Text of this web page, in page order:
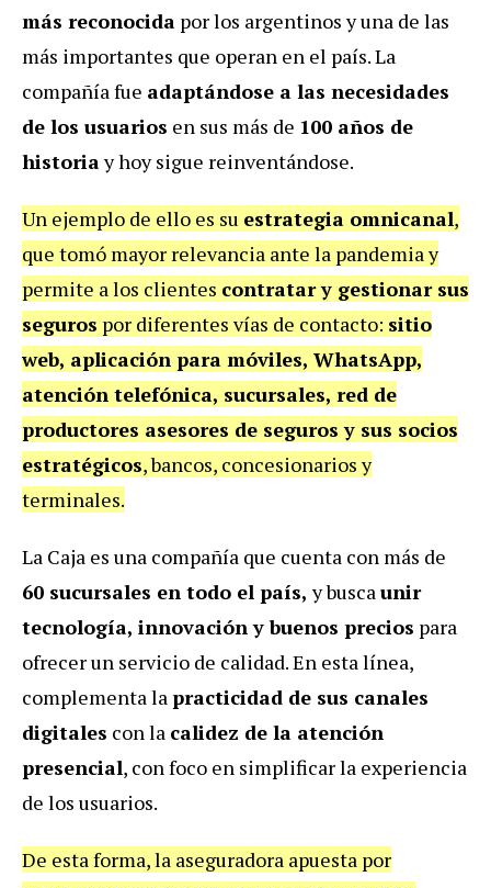
más reconocida por los argentinos y una de las
más importantes que operan en el país. La
compañía fue adaptándose a las necesidades
de los usuarios en sus más de 100 años de
historiay hoy sigue reinventándose.
Un ejemplo de ello es su estrategia omnicanal,
que tomó mayor relevancia ante la pandemia y
permite a los clientes contratar y gestionar sus
seguros por diferentes vías de contacto: sitio
web, aplicación para móviles, WhatsApp,
atención telefónica, sucursales, red de
productores asesores de seguros y sus socios
estratégicos, bancos, concesionarios y
terminales.
La Caja es una compañía que cuenta con más de
60 sucursales en todo el país, y buscaunir
tecnología, innovación y buenos precios para
ofrecer un servicio de calidad. En esta línea,
complementa lapracticidad de sus canales
digitales con la calidez de la atención
presencial, con foco en simplificar la experiencia
de los usuarios.
De esta forma, la aseguradora apuesta por